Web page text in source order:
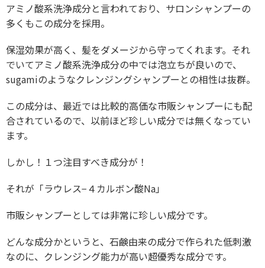
アミノ酸系洗浄成分と言われており、サロンシャンプーの
多くもこの成分を採用。
保湿効果が高く、髪をダメージから守ってくれます。それ
でいてアミノ酸系洗浄成分の中では泡立ちが良いので、
sugamiのようなクレンジングシャンプーとの相性は抜群。
この成分は、最近では比較的高価な市販シャンプーにも配
合されているので、以前ほど珍しい成分では無くなってい
ます。
しかし！１つ注目すべき成分が！
それが「ラウレス−４カルボン酸Na」
市販シャンプーとしては非常に珍しい成分です。
どんな成分かというと、石鹸由来の成分で作られた低刺激
なのに、クレンジング能力が高い超優秀な成分です。